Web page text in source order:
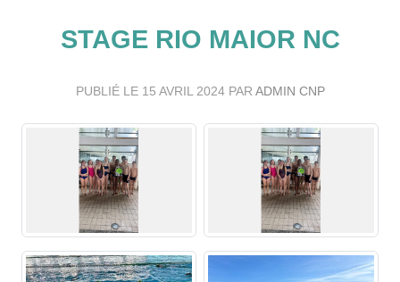
STAGE RIO MAIOR NC
PUBLIÉ LE 15 AVRIL 2024PAR ADMIN CNP